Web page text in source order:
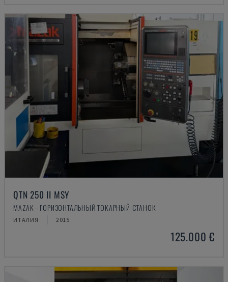
QTN 250 II MSY
MAZAK - ГОРИЗОНТАЛЬНЫЙ ТОКАРНЫЙ СТАНОК
ИТАЛИЯ 2015
125.000 €